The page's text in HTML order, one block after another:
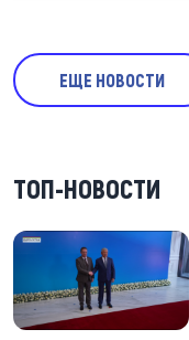
ЕЩЕ НОВОСТИ
ТОП-НОВОСТИ